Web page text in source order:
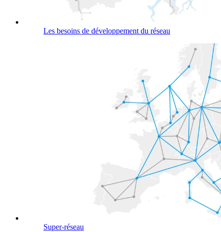
Les besoins de développement du réseau
Super-réseau